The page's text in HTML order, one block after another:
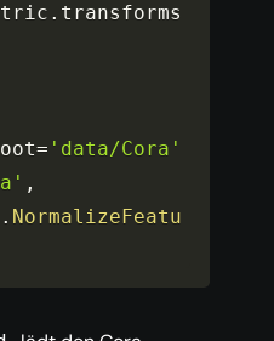
.
= 'data/Cora'
,
. NormalizeFeatu